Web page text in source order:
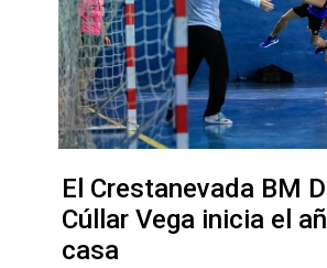
El Crestanevada BM
Cúllar Vega inicia el
casa